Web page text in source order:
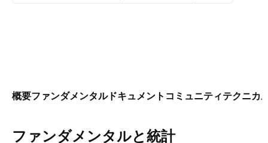
概要ファンダメンタルドキュメント コミュニティテクニカ
ファンダメンタルと統計